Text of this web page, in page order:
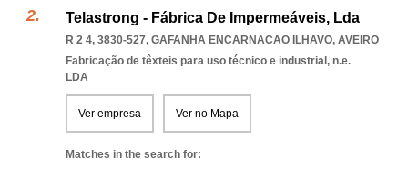
Telastrong - Fábrica De Impermeáveis, Lda
R 2 4, 3830-527, GAFANHA ENCARNACAO ILHAVO, AVEIRO
Fabricação de têxteis para uso técnico e industrial, n.e.
LDA
Ver empresa Ver no Mapa
Matches in the search for: